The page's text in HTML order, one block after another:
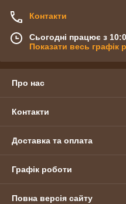
Контакти
Сьогодні працює з
Показати весь графік
Про нас
Контакти
Доставка та оплата
Графік роботи
Повна версія сайту